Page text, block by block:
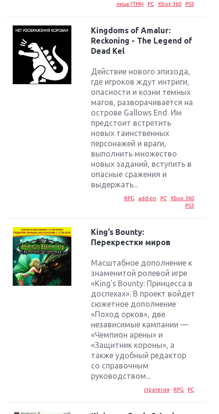
лица (TPA)
PC Xbox 360 PS3
Kingdoms of Amalur:
Reckoning - The Legend of
Dead Kel
Действие нового эпизода,
где игроков ждут интриги,
опасности и козни темных
магов, разворачивается на
острове Gallows End. Им
предстоит встретить
новых таинственных
персонажей и враги,
выполнить множество
новых заданий, вступить в
опасные сражения и
выдержать...
RPG add-on PC
Xbox 360
PS3
King’s Bounty:
Перекрестки миров
Масштабное дополнение к
знаменитой ролевой игре
«King's Bounty: Принцесса в
доспехах». В проект войдет
сюжетное дополнение
«Поход орков», две
независимые кампании —
«Чемпион арены» и
«Защитник короны», а
также удобный редактор
со справочным
руководством...
стратегия RPG PC